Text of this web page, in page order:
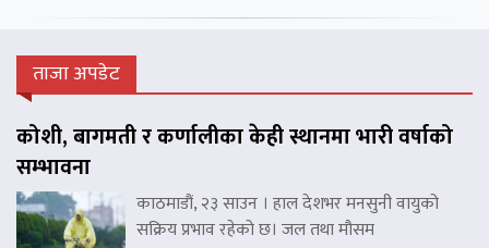
ताजा अपडेट
कोशी, बागमती र कर्णालीका केही स्थानमा भारी वर्षाको
सम्भावना
काठमाडौं, २३ साउन । हाल देशभर मनसुनी वायुको
सक्रिय प्रभाव रहेको छ। जल तथा मौसम